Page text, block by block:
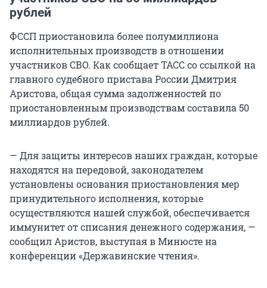
рублей
ФССП приостановила более полумиллиона
исполнительных производств в отношении
участников СВО. Как сообщает ТАСС со ссылкой на
главного судебного пристава России Дмитрия
Аристова, общая сумма задолженностей по
приостановленным производствам составила 50
миллиардов рублей.
— Для защиты интересов наших граждан, которые
находятся на передовой, законодателем
установлены основания приостановления мер
принудительного исполнения, которые
осуществляются нашей службой, обеспечивается
иммунитет от списания денежного содержания, —
сообщил Аристов, выступая в Минюсте на
конференции «Державинские чтения».